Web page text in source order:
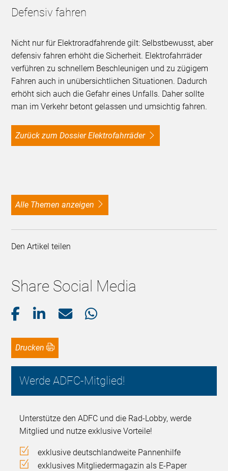
Defensiv fahren
Nicht nur für Elektroradfahrende gilt: Selbstbewusst, aber
defensiv fahren erhöht die Sicherheit. Elektrofahrräder
verführen zu schnellem Beschleunigen und zu zügigem
Fahren auch in unübersichtlichen Situationen. Dadurch
erhöht sich auch die Gefahr eines Unfalls. Daher sollte
man im Verkehr betont gelassen und umsichtig fahren.
Zurück zum Dossier Elektrofahrräder
alle Themen anzeigen
Den Artikel teilen
Share Social Media
Drucken
Werde ADFC-Mitglied!
Unterstütze den ADFC und die Rad-Lobby, werde
Mitglied und nutze exklusive Vorteile!
exklusive deutschlandweite Pannenhilfe
exklusives Mitgliedermagazin als E-Paper